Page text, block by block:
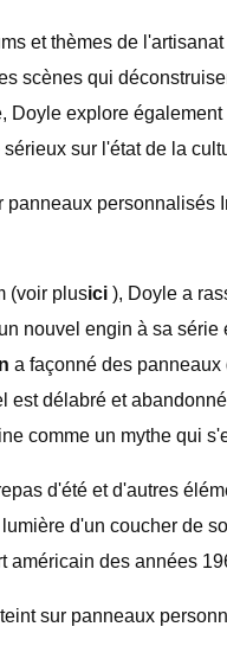
et thèmes de
scènes qui
explore
sur l'état de la
(voir plusici ), Doyle a
nouvel engin à sa
a façonné des
délabré et
comme un mythe qui
d'été et d'autres
d'un coucher de
des années
sur panneaux